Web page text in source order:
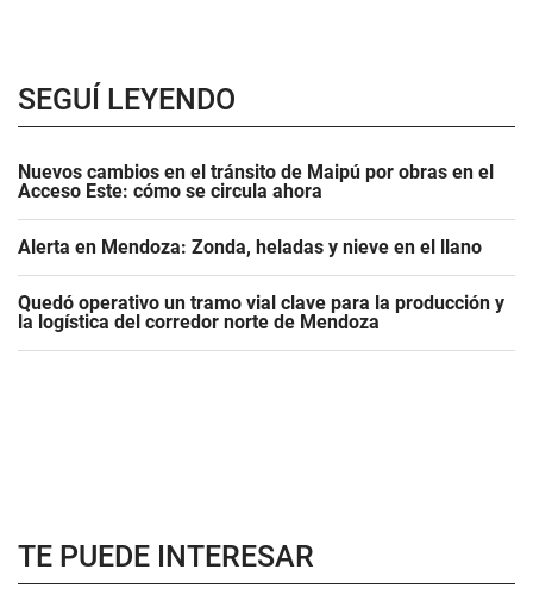
SEGUÍ LEYENDO
Nuevos cambios en el tránsito de Maipú por obras en el
Acceso Este: cómo se circula ahora
Alerta en Mendoza: Zonda, heladas y nieve en el llano
Quedó operativo un tramo vial clave para la producción y
la logística del corredor norte de Mendoza
TE PUEDE INTERESAR